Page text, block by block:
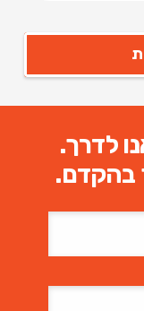
לדרך.
בהקדם.